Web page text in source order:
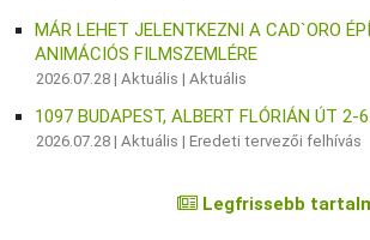
MÁR LEHET JELENTKEZNI A CAD`ORO
ANIMÁCIÓS FILMSZEMLÉRE
2026.07.28 |Aktuális |Aktuális
1097 BUDAPEST, ALBERT FLÓRIÁN ÚT 2-
2026.07.28 |Aktuális |Eredeti tervezői felhívás
Legfrissebb